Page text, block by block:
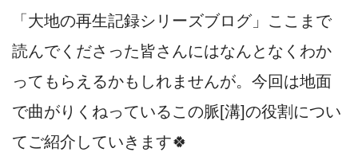
「大地の再生記録シリーズブログ」ここまで
読んでくださった皆さんにはなんとなくわか
ってもらえるかもしれませんが。今回は地面
で曲がりくねっているこの脈[溝]の役割につい
てご紹介していきます🍀